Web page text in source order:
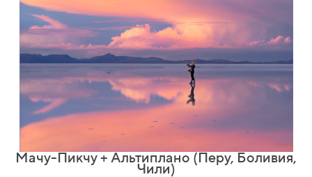
Мачу-Пикчу + Альтиплано (Перу, Боливия,
Чили)